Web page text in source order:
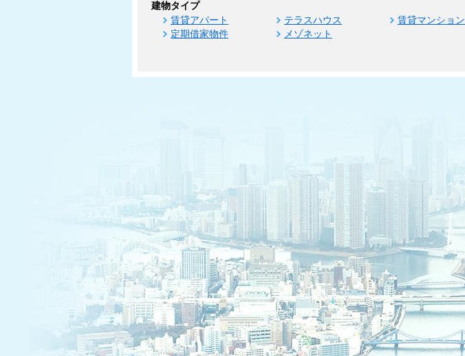
建物タイプ
賃貸アパート テラスハウス 賃貸マンション
定期借家物件
メゾネット